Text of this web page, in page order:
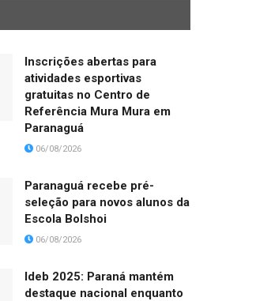
Inscrições abertas para
atividades esportivas
gratuitas no Centro de
Referência Mura Mura em
Paranaguá
06/08/2026
Paranaguá recebe pré-
seleção para novos alunos da
Escola Bolshoi
06/08/2026
Ideb 2025: Paraná mantém
destaque nacional enquanto